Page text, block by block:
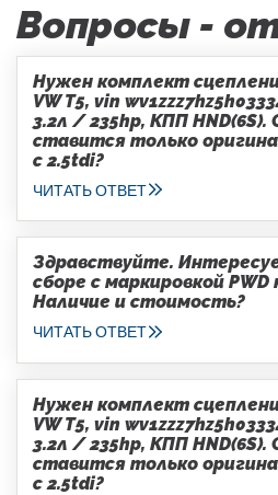
Вопросы -
Нужен комплект
VW T5, vin
3.2л / 235hp, КПП HND(6S).
ставится только
с 2.5tdi?
ЧИТАТЬ ОТВЕТ
Здравствуйте.
сборе с маркировкой PWD
Наличие и стоимость?
ЧИТАТЬ ОТВЕТ
Нужен комплект
VW T5, vin
3.2л / 235hp, КПП HND(6S).
ставится только
с 2.5tdi?